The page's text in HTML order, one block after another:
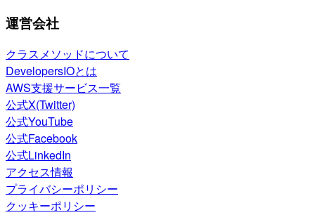
運営会社
クラスメソッドについて
DevelopersIOとは
AWS支援サービス一覧
公式X(Twitter)
公式YouTube
公式Facebook
公式LinkedIn
アクセス情報
プライバシーポリシー
クッキーポリシー